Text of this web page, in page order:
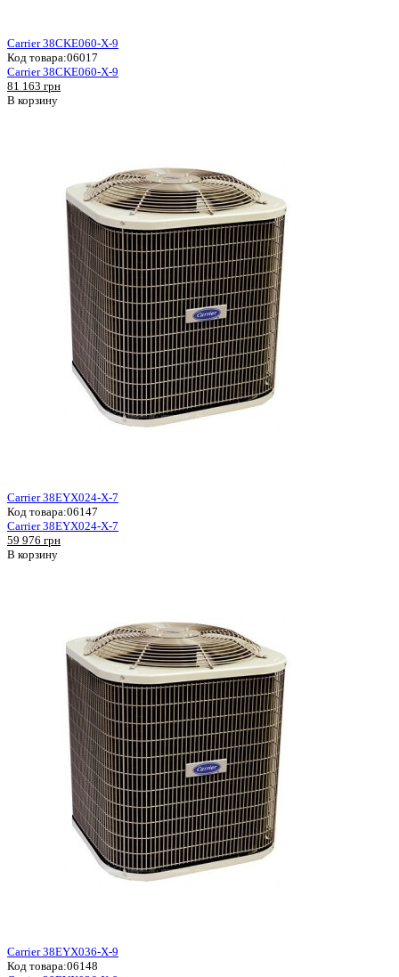
Carrier 38CKE060-X-9
Код товара:06017
Carrier 38CKE060-X-9
81 163 грн
В корзину
Carrier 38EYX024-X-7
Код товара:06147
Carrier 38EYX024-X-7
59 976 грн
В корзину
Carrier 38EYX036-X-9
Код товара:06148